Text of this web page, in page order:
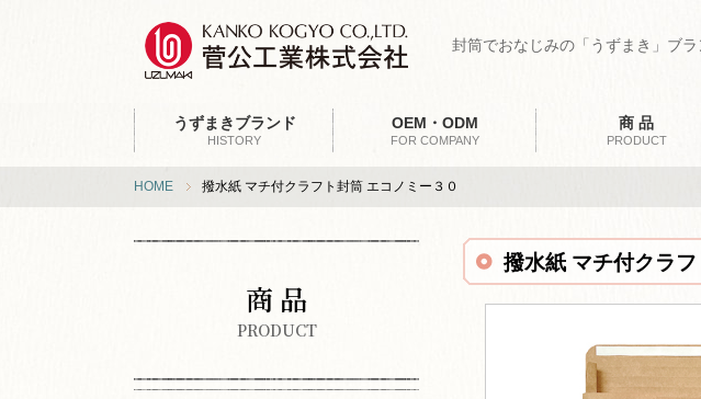
封筒でおなじみの「うずまき」ブラ
うずまきブランド
HISTORY
OEM・ODM
FOR COMPANY
商 品
PRODUCT
HOME 撥水紙 マチ付クラフト封筒 エコノミー３０
商 品
PRODUCT
撥水紙 マチ付クラ